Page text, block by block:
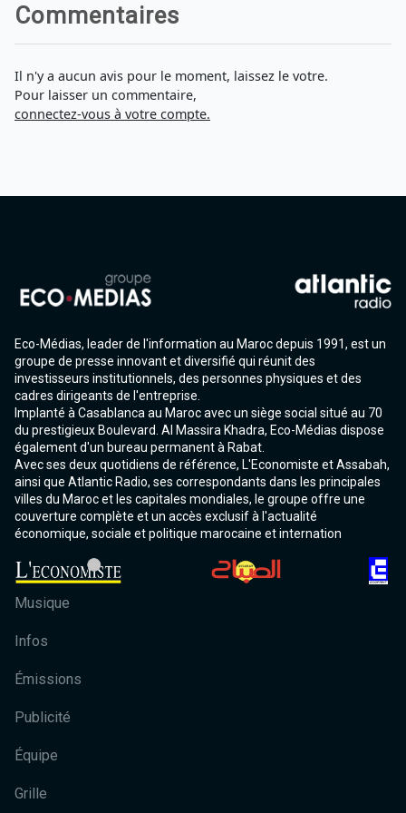
Commentaires
Il n'y a aucun avis pour le moment, laissez le votre.
Pour laisser un commentaire,
connectez-vous à votre compte.
Eco-Médias, leader de l'information au Maroc depuis 1991, est un
groupe de presse innovant et diversifié qui réunit des
investisseurs institutionnels, des personnes physiques et des
cadres dirigeants de l'entreprise.
Implanté à Casablanca au Maroc avec un siège social situé au 70
du prestigieux Boulevard. Al Massira Khadra, Eco-Médias dispose
également d'un bureau permanent à Rabat.
Avec ses deux quotidiens de référence, L'Economiste et Assabah,
ainsi que Atlantic Radio, ses correspondants dans les principales
villes du Maroc et les capitales mondiales, le groupe offre une
couverture complète et un accès exclusif à l'actualité
économique, sociale et politique marocaine et internation
Musique
Infos
Émissions
Publicité
Équipe
Grille